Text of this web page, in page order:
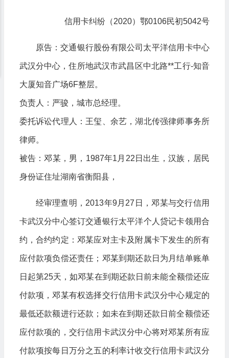
信用卡纠纷（2020）鄂0106民初5042号
原告：交通银行股份有限公司太平洋信用卡中心
武汉分中心，住所地武汉市武昌区中北路**工行-知音
大厦知音广场6F整层。
负责人：严骏，城市总经理。
委托诉讼代理人：王玺、余艺，湖北传强律师事务所
律师。
被告：邓某，男，1987年1月22日出生，汉族，居民
身份证住址湖南省衡阳县，
经审理查明，2013年9月27日，邓某与交行信用
卡武汉分中心签订交通银行太平洋个人贷记卡领用合
约，合约约定：邓某应对主卡及附属卡下发生的所有
应付款项负偿还责任；邓某到期还款日为月结单账单
日起第25天，如邓某在到期还款日前未能全额偿还应
付款项，邓某有权选择交行信用卡武汉分中心规定的
最低还款额进行还款；如未在到期还款日前全额偿还
应付款项的，交行信用卡武汉分中心将对邓某所有应
付款项按每日万分之五的利率计收交行信用卡武汉分